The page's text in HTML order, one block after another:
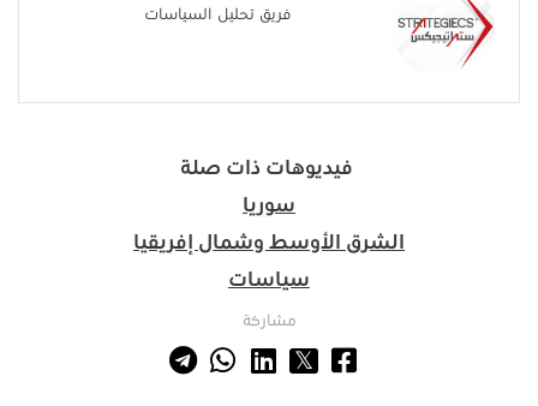
فريق تحليل السياسات
فيديوهات ذات صلة
سوريا
الشرق الأوسط وشمال إفريقيا
سياسات
مشاركة